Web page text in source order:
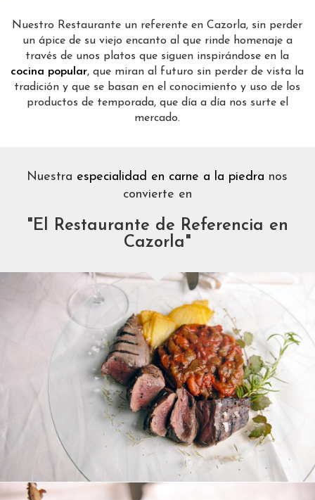
Nuestro Restaurante un referente en Cazorla, sin perder
un ápice de su viejo encanto al que rinde homenaje a
través de unos platos que siguen inspirándose en la
cocina popular, que miran al futuro sin perder de vista la
tradición y que se basan en el conocimiento y uso de los
productos de temporada, que día a día nos surte el
mercado.
Nuestra especialidad en carne a la piedra nos
convierte en
"El Restaurante de Referencia en
Cazorla"